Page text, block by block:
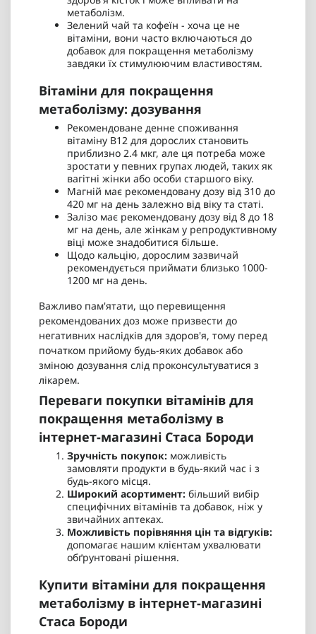
метаболізм.
Зелений чай та кофеїн - хоча це не
вітаміни, вони часто включаються до
добавок для покращення метаболізму
завдяки їх стимулюючим властивостям.
Вітаміни для покращення
метаболізму: дозування
Рекомендоване денне споживання
вітаміну B12 для дорослих становить
приблизно 2.4 мкг, але ця потреба може
зростати у певних групах людей, таких як
вагітні жінки або особи старшого віку.
Магній має рекомендовану дозу від 310 до
420 мг на день залежно від віку та статі.
Залізо має рекомендовану дозу від 8 до 18
мг на день, але жінкам у репродуктивному
віці може знадобитися більше.
Щодо кальцію, дорослим зазвичай
рекомендується приймати близько 1000-
1200 мг на день.
Важливо пам'ятати, що перевищення
рекомендованих доз може призвести до
негативних наслідків для здоров'я, тому перед
початком прийому будь-яких добавок або
зміною дозування слід проконсультуватися з
лікарем.
Переваги покупки вітамінів для
покращення метаболізму в
інтернет-магазині Стаса Бороди
Зручність покупок: можливість
замовляти продукти в будь-який час і з
будь-якого місця.
Широкий асортимент: більший вибір
специфічних вітамінів та добавок, ніж у
звичайних аптеках.
Можливість порівняння цін та відгуків:
допомагає нашим клієнтам ухвалювати
обґрунтовані рішення.
Купити вітаміни для покращення
метаболізму в інтернет-магазині
Стаса Бороди